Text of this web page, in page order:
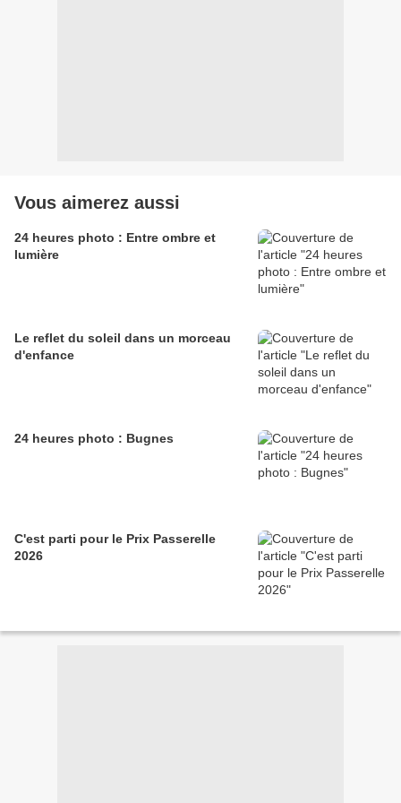
Vous aimerez aussi
24 heures photo : Entre ombre et
lumière
Le reflet du soleil dans un morceau
d'enfance
24 heures photo : Bugnes
C'est parti pour le Prix Passerelle
2026